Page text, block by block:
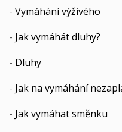
- Vymáhání výživého
- Jak vymáhát dluhy?
- Dluhy
- Jak na vymáhání
- Jak vymáhat směnku